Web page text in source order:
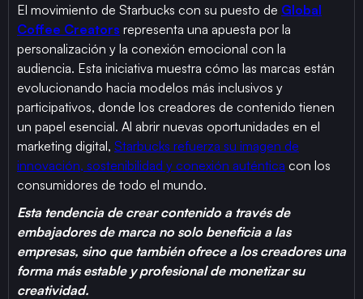
El movimiento de Starbucks con su puesto de Global
Coffee Creators representa una apuesta por la
personalización y la conexión emocional con la
audiencia. Esta iniciativa muestra cómo las marcas están
evolucionando hacia modelos más inclusivos y
participativos, donde los creadores de contenido tienen
un papel esencial. Al abrir nuevas oportunidades en el
marketing digital, Starbucks refuerza su imagen de
innovación, sostenibilidad y conexión auténtica con los
consumidores de todo el mundo.
Esta tendencia de crear contenido a través de
embajadores de marca no solo beneficia a las
empresas, sino que también ofrece a los creadores una
forma más estable y profesional de monetizar su
creatividad.